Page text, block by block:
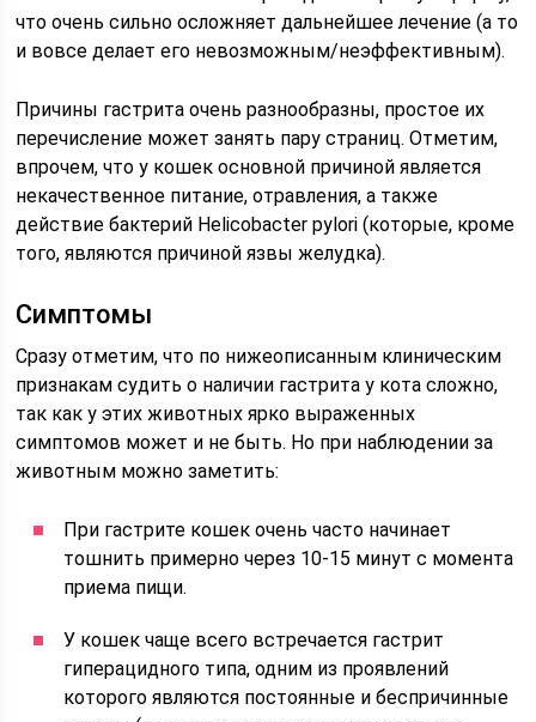
что очень сильно осложняет дальнейшее лечение (а то
и вовсе делает его невозможным/неэффективным).
Причины гастрита очень разнообразны, простое их
перечисление может занять пару страниц. Отметим,
впрочем, что у кошек основной причиной является
некачественное питание, отравления, а также
действие бактерий Helicobacter pylori (которые, кроме
того, являются причиной язвы желудка).
Симптомы
Сразу отметим, что по нижеописанным клиническим
признакам судить о наличии гастрита у кота сложно,
так как у этих животных ярко выраженных
симптомов может и не быть. Но при наблюдении за
животным можно заметить:
При гастрите кошек очень часто начинает
тошнить примерно через 10-15 минут с момента
приема пищи.
У кошек чаще всего встречается гастрит
гиперацидного типа, одним из проявлений
которого являются постоянные и беспричинные